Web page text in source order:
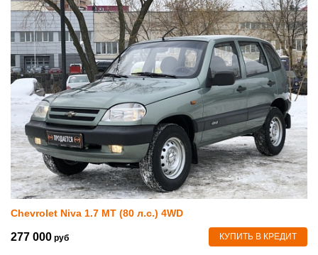
Chevrolet Niva 1.7 MT (80 л.с.) 4WD
277 000 руб КУПИТЬ В КРЕДИТ